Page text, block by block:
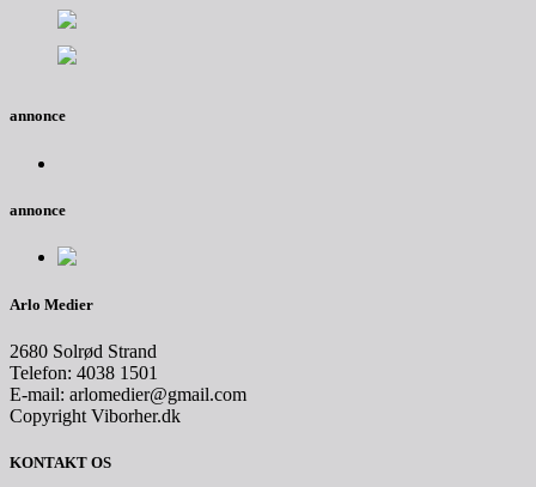
annonce
annonce
Arlo Medier
2680 Solrød Strand
Telefon: 4038 1501
E-mail: arlomedier@gmail.com
Copyright Viborher.dk
KONTAKT OS